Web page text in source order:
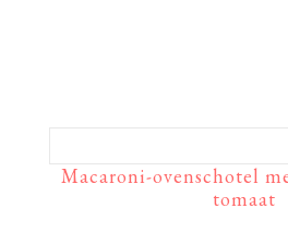
Macaroni-ovenschotel
tomaat